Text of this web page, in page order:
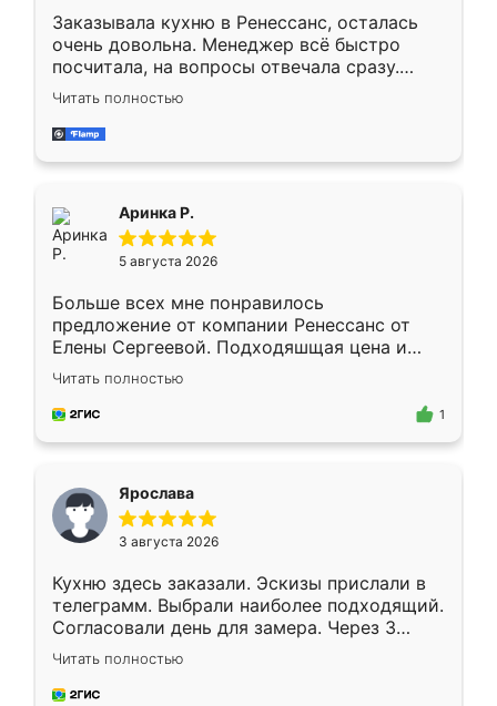
Заказывала кухню в Ренессанс, осталась
очень довольна. Менеджер всё быстро
посчитала, на вопросы отвечала сразу.
Замерщик приехал в субботу, подошёл к
делу со всей ответственностью. Собрали
за день, ребята работали аккуратно, даже
Читать полностью
Аринка Р.
5 августа 2026
Больше всех мне понравилось
предложение от компании Ренессанс от
Елены Сергеевой. Подходяшщая цена и
короткие сроки изготовления. Приехавший
для замера сотрудник Владислав
предложил по моему эскизу самый
Читать полностью
1
Ярослава
3 августа 2026
Кухню здесь заказали. Эскизы прислали в
телеграмм. Выбрали наиболее подходящий.
Согласовали день для замера. Через 3
недели кухня была уже готова. Остались
довольны работой. Спасибо Ренессанс
мебель за качественную работу!
Читать полностью